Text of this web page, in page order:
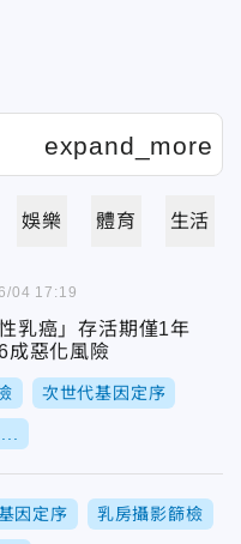
娛樂 體育 生活
性乳癌」存活期僅1年
成惡化風險
次世代基因定序
04 17:19
因定序 乳房攝影篩檢